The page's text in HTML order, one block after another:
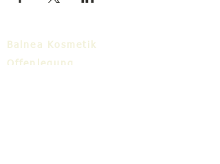
Balnea Kosmetik
Offenlegung